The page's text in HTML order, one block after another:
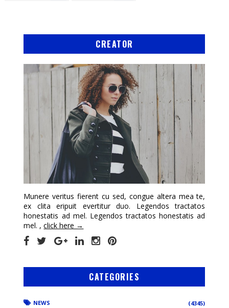
CREATOR
Munere veritus fierent cu sed, congue altera mea te,
ex clita eripuit evertitur duo. Legendos tractatos
honestatis ad mel. Legendos tractatos honestatis ad
mel. ,click here →
CATEGORIES
NEWS (4345)